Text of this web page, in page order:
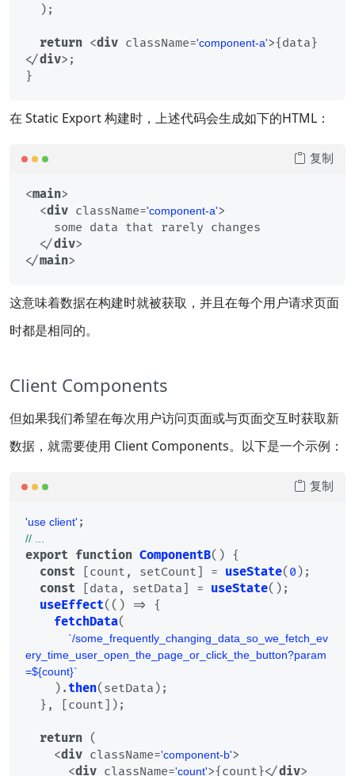
return <div className='component-a'>{data}
</div> ;
在 Static Export 构建时，上述代码会生成如下的HTML：
<main>
<div className='component-a'>
</div>
</main>
复制
这意味着数据在构建时就被获取，并且在每个用户请求页面
时都是相同的。
Client Components
但如果我们希望在每次用户访问页面或与页面交互时获取新
数据，就需要使用 Client Components。以下是一个示例：
'use client'
// ...
export function ComponentB( ) {
const [count, setCount] = useState( 0 );
const [data, setData] = useState();
useEffect( () =>
{
fetchData(
`/some_frequently_changing_data_so_we_fetch_ev
ery_time_user_open_the_page_or_click_the_button?param
=${count}`
    ).
then(setData);
return (
<div className='component-b'>
<div className='count'>{count}</div>
复制